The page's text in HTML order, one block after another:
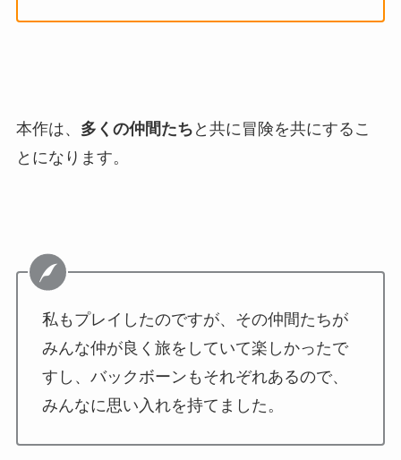
本作は、 多くの仲間たち と共に冒険を共にするこ
とになります。
私もプレイしたのですが、その仲間たちが
みんな仲が良く旅をしていて楽しかったで
すし、バックボーンもそれぞれあるので、
みんなに思い入れを持てました。